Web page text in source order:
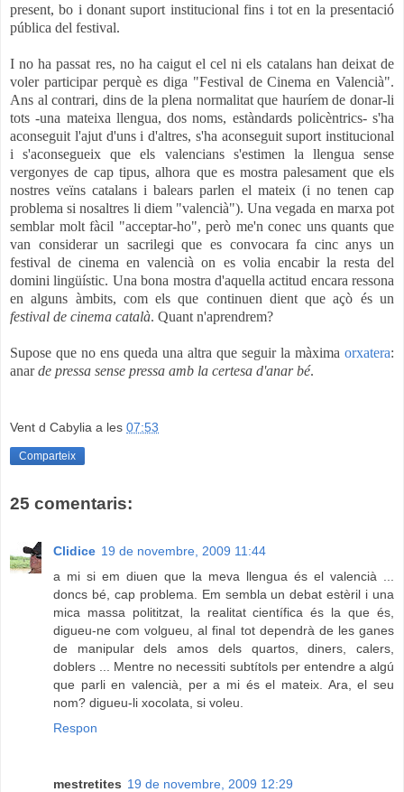
present, bo i donant suport institucional fins i tot en la presentació
pública del festival.
I no ha passat res, no ha caigut el cel ni els catalans han deixat de
voler participar perquè es diga "Festival de Cinema en Valencià".
Ans al contrari, dins de la plena normalitat que hauríem de donar-li
tots -una mateixa llengua, dos noms, estàndards policèntrics- s'ha
aconseguit l'ajut d'uns i d'altres, s'ha aconseguit suport institucional
i s'aconsegueix que els valencians s'estimen la llengua sense
vergonyes de cap tipus, alhora que es mostra palesament que els
nostres veïns catalans i balears parlen el mateix (i no tenen cap
problema si nosaltres li diem "valencià"). Una vegada en marxa pot
semblar molt fàcil "acceptar-ho", però me'n conec uns quants que
van considerar un sacrilegi que es convocara fa cinc anys un
festival de cinema en valencià on es volia encabir la resta del
domini lingüístic. Una bona mostra d'aquella actitud encara ressona
en alguns àmbits, com els que continuen dient que açò és un
festival de cinema català. Quant n'aprendrem?
Supose que no ens queda una altra que seguir la màxima orxatera:
anarde pressa sense pressa amb la certesa d'anar bé.
Vent d Cabylia a les 07:53
Comparteix
25 comentaris:
Clidice 19 de novembre, 2009 11:44
a mi si em diuen que la meva llengua és el valencià ...
doncs bé, cap problema. Em sembla un debat estèril i una
mica massa polititzat, la realitat científica és la que és,
digueu-ne com volgueu, al final tot dependrà de les ganes
de manipular dels amos dels quartos, diners, calers,
doblers ... Mentre no necessiti subtítols per entendre a algú
que parli en valencià, per a mi és el mateix. Ara, el seu
nom? digueu-li xocolata, si voleu.
Respon
mestretites 19 de novembre, 2009 12:29